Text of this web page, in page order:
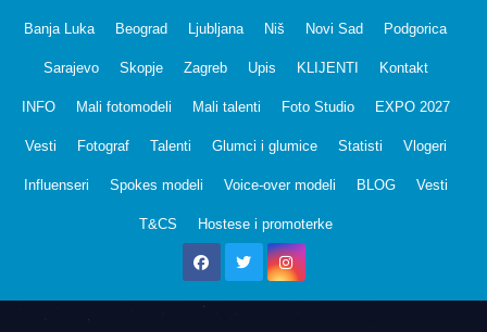
Banja Luka Beograd Ljubljana Niš Novi Sad Podgorica
Sarajevo Skopje Zagreb Upis KLIJENTI Kontakt
INFO Mali fotomodeli Mali talenti Foto Studio EXPO 2027
Vesti Fotograf Talenti Glumci i glumice Statisti Vlogeri
Influenseri Spokes modeli Voice-over modeli BLOG Vesti
T&CS Hostese i promoterke